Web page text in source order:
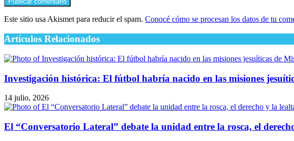
Este sitio usa Akismet para reducir el spam. Conocé cómo se procesan los datos de tu
Artículos Relacionados
Investigación histórica: El fútbol habría nacido en las misiones
14 julio, 2026
El “Conversatorio Lateral” debate la unidad entre la rosca, el